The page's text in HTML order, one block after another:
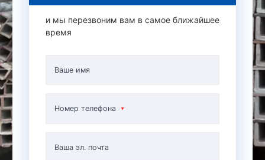
и мы перезвоним вам в самое ближайшее
время
Ваше имя
Номер телефона
Ваша эл. почта